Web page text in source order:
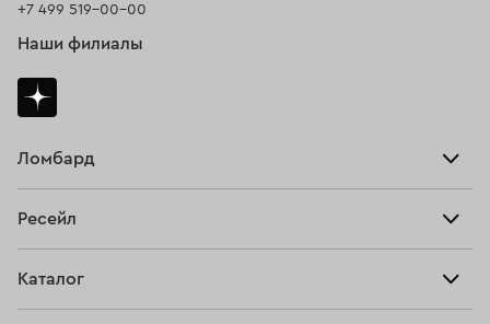
Ломбард
Тарифы
Ресейл
Каталог
+7 499 519-00-00
Наши филиалы